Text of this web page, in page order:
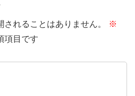
れることはありません。
※
項目です